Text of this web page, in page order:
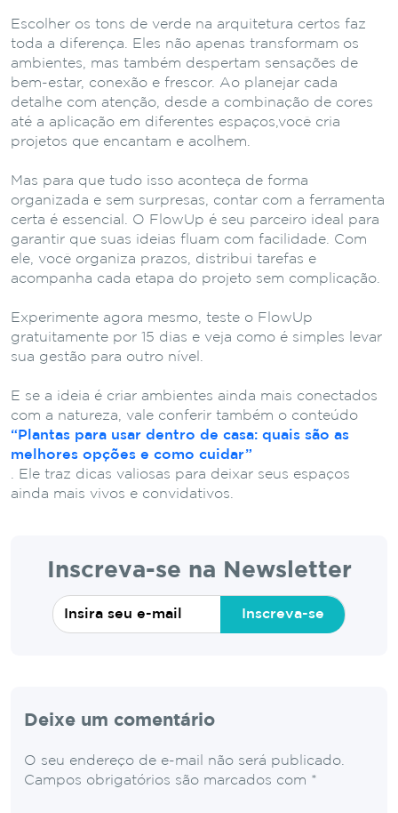
Escolher os tons de verde na arquitetura certos faz
toda a diferença. Eles não apenas transformam os
ambientes, mas também despertam sensações de
bem-estar, conexão e frescor. Ao planejar cada
detalhe com atenção, desde a combinação de cores
até a aplicação em diferentes espaços,você cria
projetos que encantam e acolhem.
Mas para que tudo isso aconteça de forma
organizada e sem surpresas, contar com a ferramenta
certa é essencial. O FlowUp é seu parceiro ideal para
garantir que suas ideias fluam com facilidade. Com
ele, você organiza prazos, distribui tarefas e
acompanha cada etapa do projeto sem complicação.
Experimente agora mesmo, teste o FlowUp
gratuitamente por 15 dias e veja como é simples levar
sua gestão para outro nível.
E se a ideia é criar ambientes ainda mais conectados
com a natureza, vale conferir também o conteúdo
“Plantas para usar dentro de casa: quais são as
melhores opções e como cuidar”
. Ele traz dicas valiosas para deixar seus espaços
ainda mais vivos e convidativos.
Inscreva-se na Newsletter
Inscreva-se
Deixe um comentário
O seu endereço de e-mail não será publicado.
Campos obrigatórios são marcados com *